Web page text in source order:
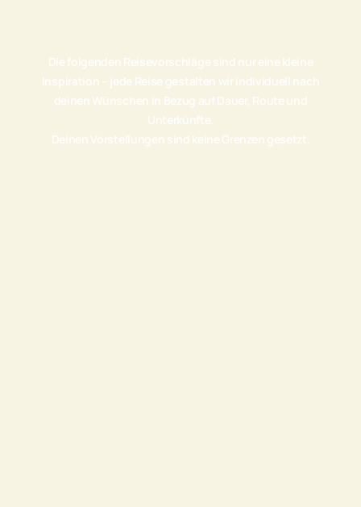
Die folgenden Reisevorschläge sind nur eine kleine
Inspiration – jede Reise gestalten wir individuell nach
deinen Wünschen in Bezug auf Dauer, Route und
Unterkünfte.
Deinen Vorstellungen sind keine Grenzen gesetzt.